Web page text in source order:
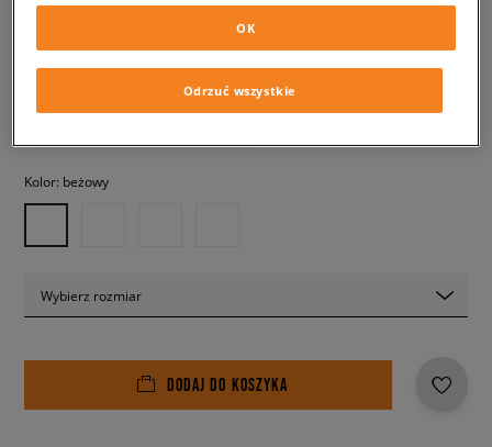
męskie, sneakersy
Kolor: beżowy
Wybierz rozmiar
DODAJ DO KOSZYKA
Odrzuć wszystkie
OK